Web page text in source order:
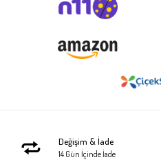
Değişim & İade
14 Gün İçinde İade